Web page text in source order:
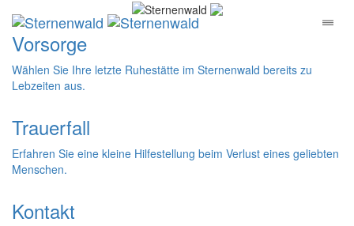
Sternenwald
Vorsorge
Wählen Sie Ihre letzte Ruhestätte im Sternenwald bereits zu
Lebzeiten aus.
Trauerfall
Erfahren Sie eine kleine Hilfestellung beim Verlust eines geliebten
Menschen.
Kontakt